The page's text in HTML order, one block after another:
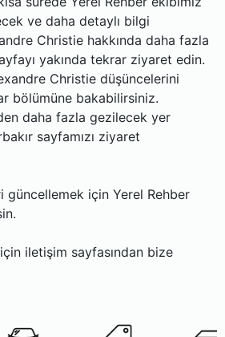
ve daha detaylı bilgi
Christie hakkında daha fazla
yakında tekrar ziyaret edin.
Christie düşüncelerini
bölümüne bakabilirsiniz.
daha fazla gezilecek yer
sayfamızı ziyaret
güncellemek için Yerel Rehber
iletişim sayfasından bize